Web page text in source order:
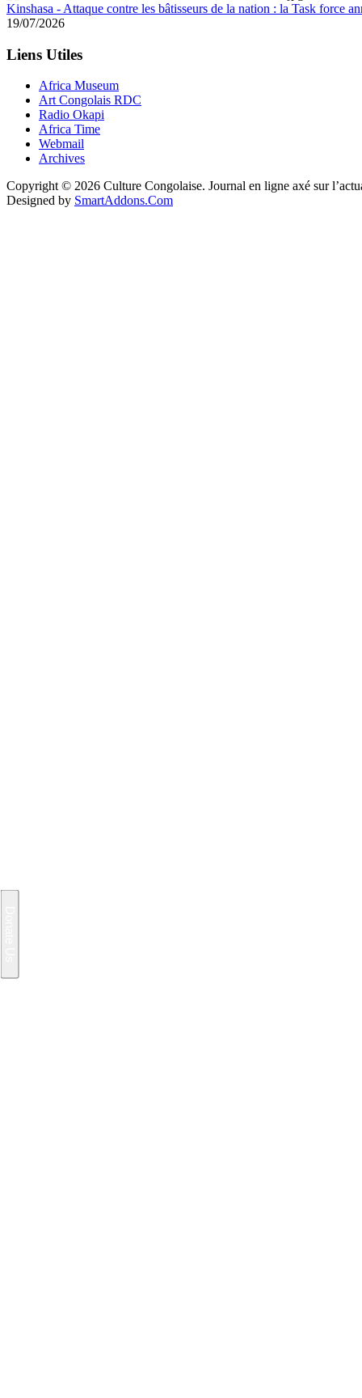
Kinshasa - Attaque contre les bâtisseurs de la nation : la Task force
19/07/2026
Liens Utiles
Africa Museum
Art Congolais RDC
Radio Okapi
Africa Time
Webmail
Archives
Copyright © 2026 Culture Congolaise. Journal en ligne axé sur
Designed by SmartAddons.Com